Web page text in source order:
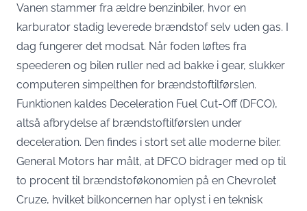
Vanen stammer fra ældre benzinbiler, hvor en
karburator stadig leverede brændstof selv uden gas. I
dag fungerer det modsat. Når foden løftes fra
speederen og bilen ruller ned ad bakke i gear, slukker
computeren simpelthen for brændstoftilførslen.
Funktionen kaldes Deceleration Fuel Cut-Off (DFCO),
altså afbrydelse af brændstoftilførslen under
deceleration. Den findes i stort set alle moderne biler.
General Motors har målt, at DFCO bidrager med op til
to procent til brændstoføkonomien på en Chevrolet
Cruze, hvilket bilkoncernen har oplyst i en teknisk